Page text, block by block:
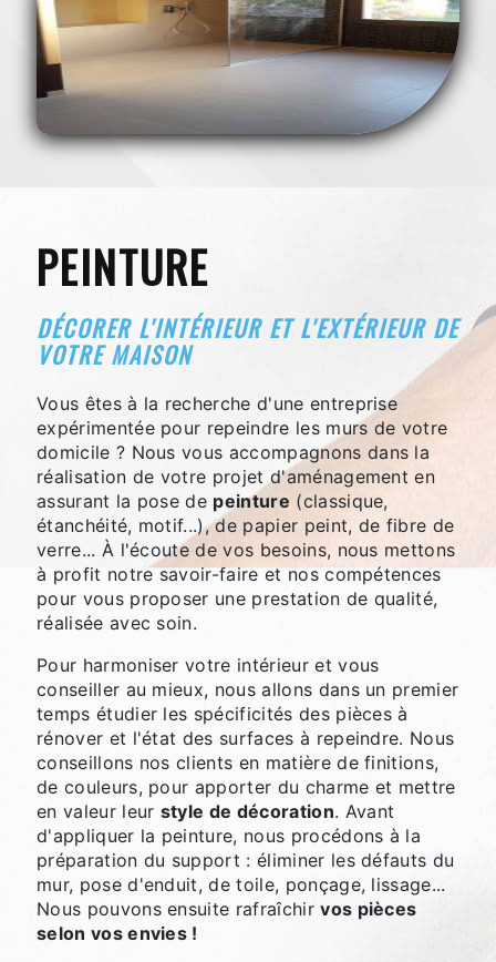
PEINTURE
DÉCORER L'INTÉRIEUR ET L'EXTÉRIEUR DE
VOTRE MAISON
Vous êtes à la recherche d'une entreprise
expérimentée pour repeindre les murs de votre
domicile ? Nous vous accompagnons dans la
réalisation de votre projet d'aménagement en
assurant la pose de peinture (classique,
étanchéité, motif...), de papier peint, de fibre de
verre... À l'écoute de vos besoins, nous mettons
à profit notre savoir-faire et nos compétences
pour vous proposer une prestation de qualité,
réalisée avec soin.
Pour harmoniser votre intérieur et vous
conseiller au mieux, nous allons dans un premier
temps étudier les spécificités des pièces à
rénover et l'état des surfaces à repeindre. Nous
conseillons nos clients en matière de finitions,
de couleurs, pour apporter du charme et mettre
en valeur leur style de décoration. Avant
d'appliquer la peinture, nous procédons à la
préparation du support : éliminer les défauts du
mur, pose d'enduit, de toile, ponçage, lissage...
Nous pouvons ensuite rafraîchirvos pièces
selon vos envies !